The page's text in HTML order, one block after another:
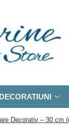
DECORATIUNI
Decorativ – 30 cm